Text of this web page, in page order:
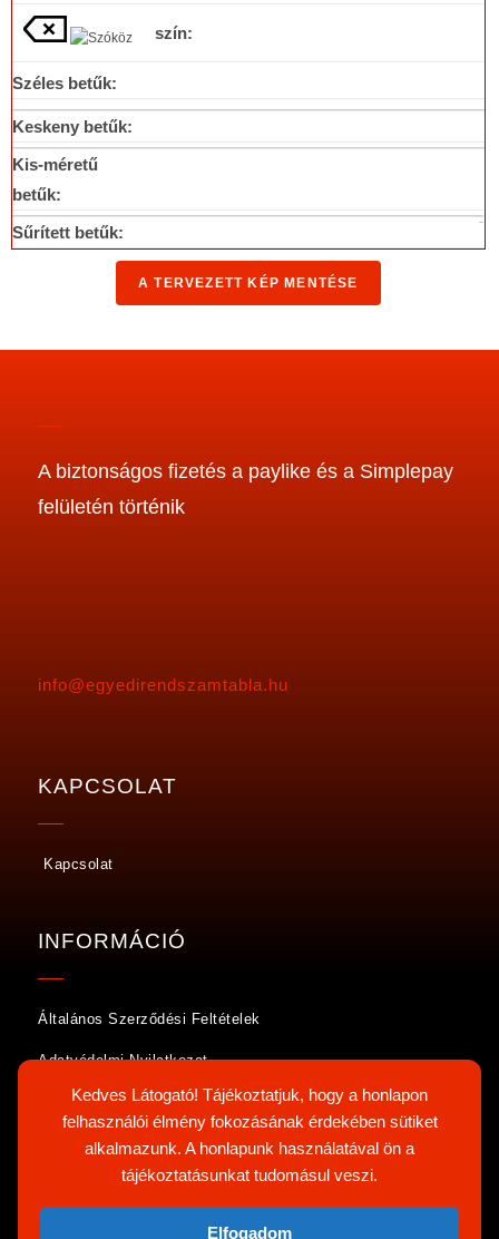
Kedves Látogató! Tájékoztatjuk, hogy a honlapon
felhasználói élmény fokozásának érdekében sütiket
alkalmazunk. A honlapunk használatával ön a
tájékoztatásunkat tudomásul veszi.
Elfogadom
szín:
Széles betűk:
Keskeny betűk:
Kis-méretű
betűk:
Sűrített betűk:
A biztonságos fizetés a paylike és a Simplepay
felületén történik
info@egyedirendszamtabla.hu
KAPCSOLAT
Kapcsolat
INFORMÁCIÓ
Általános Szerződési Feltételek
Adatvédelmi Nyilatkozat
Cookie Nyilatkozat
KÖVESS MINKET ITT IS: